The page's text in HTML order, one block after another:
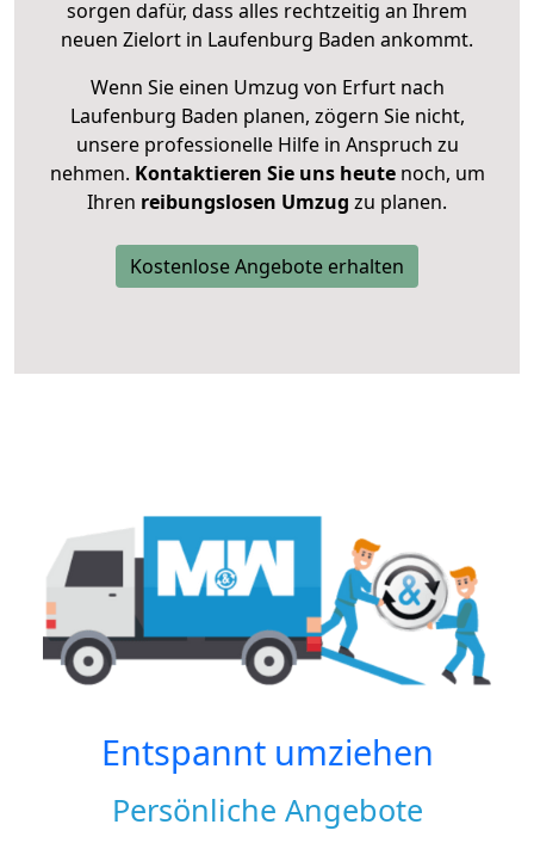
sorgen dafür, dass alles rechtzeitig an Ihrem
neuen Zielort in Laufenburg Baden ankommt.
Wenn Sie einen Umzug von Erfurt nach
Laufenburg Baden planen, zögern Sie nicht,
unsere professionelle Hilfe in Anspruch zu
nehmen. Kontaktieren Sie uns heutenoch, um
Ihren reibungslosen Umzug zu planen.
Kostenlose Angebote erhalten
Entspannt umziehen
Persönliche Angebote